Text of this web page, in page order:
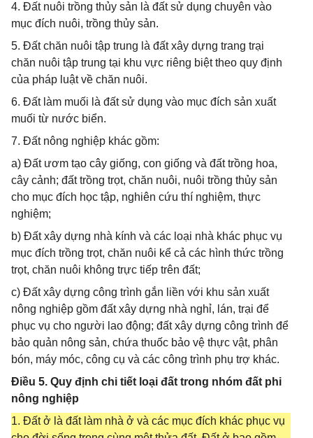
4. Đất nuôi trồng thủy sản là đất sử dụng chuyên vào
mục đích nuôi, trồng thủy sản.
5. Đất chăn nuôi tập trung là đất xây dựng trang trại
chăn nuôi tập trung tại khu vực riêng biệt theo quy định
của pháp luật về chăn nuôi.
6. Đất làm muối là đất sử dụng vào mục đích sản xuất
muối từ nước biển.
7. Đất nông nghiệp khác gồm:
a) Đất ươm tạo cây giống, con giống và đất trồng hoa,
cây cảnh; đất trồng trọt, chăn nuôi, nuôi trồng thủy sản
cho mục đích học tập, nghiên cứu thí nghiệm, thực
nghiệm;
b) Đất xây dựng nhà kính và các loại nhà khác phục vụ
mục đích trồng trọt, chăn nuôi kể cả các hình thức trồng
trọt, chăn nuôi không trực tiếp trên đất;
c) Đất xây dựng công trình gắn liền với khu sản xuất
nông nghiệp gồm đất xây dựng nhà nghỉ, lán, trại để
phục vụ cho người lao động; đất xây dựng công trình để
bảo quản nông sản, chứa thuốc bảo vệ thực vật, phân
bón, máy móc, công cụ và các công trình phụ trợ khác.
Điều 5. Quy định chi tiết loại đất trong nhóm đất phi
nông nghiệp
1. Đất ở là đất làm nhà ở và các mục đích khác phục vụ